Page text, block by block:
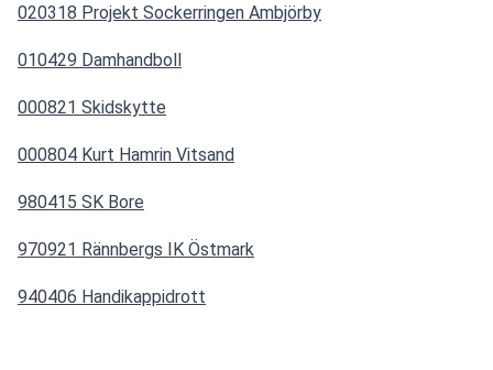
020318 Projekt Sockerringen Ambjörby
010429 Damhandboll
000821 Skidskytte
000804 Kurt Hamrin Vitsand
980415 SK Bore
970921 Rännbergs IK Östmark
940406 Handikappidrott